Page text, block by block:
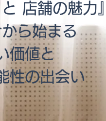
店舗の魅力』
ら始まる
価値と
性の出会い